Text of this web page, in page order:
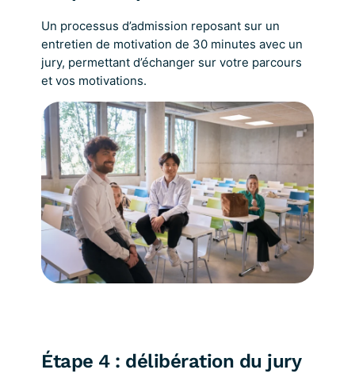
Un processus d’admission reposant sur un
entretien de motivation de 30 minutes avec un
jury, permettant d’échanger sur votre parcours
et vos motivations.
Étape 4 : délibération du jury